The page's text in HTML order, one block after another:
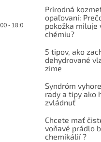
- 18:0
Prírodná
opaľovaní:
pokožka miluje
chémiu?
5 tipov, ako
dehydrované
zime
Syndróm
rady a tipy ako
zvládnuť
Chcete mať
voňavé prádlo
chemikálií ?